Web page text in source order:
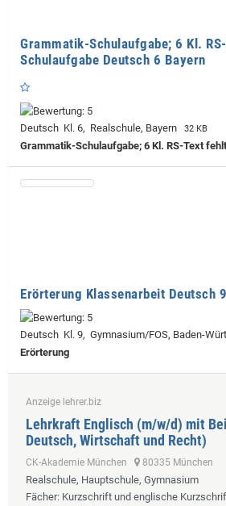
Grammatik-Schulaufgabe; 6 Kl.
Schulaufgabe Deutsch 6 Bayern
Deutsch Kl. 6, Realschule, Bayern 32 KB
Grammatik-Schulaufgabe; 6 Kl. RS-Text fehlt
Erörterung Klassenarbeit Deutsch
Deutsch Kl. 9, Gymnasium/FOS, Baden-
Erörterung
Anzeige lehrer.biz
Lehrkraft Englisch (m/w/d) mit
Deutsch, Wirtschaft und Recht)
CK-Akademie München 80335 München
Realschule, Hauptschule, Gymnasium
Fächer: Kurzschrift und englische